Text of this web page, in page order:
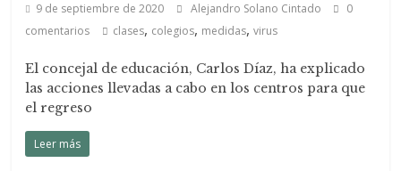
9 de septiembre de 2020 Alejandro Solano Cintado
0
comentarios
clases, colegios, medidas,virus
El concejal de educación, Carlos Díaz, ha explicado
las acciones llevadas a cabo en los centros para que
el regreso
Leer más